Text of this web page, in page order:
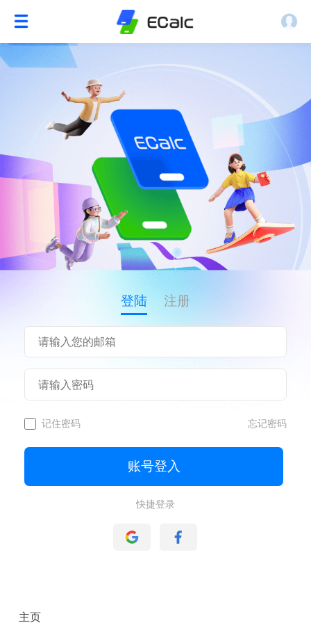
登陆 注册
记住密码 忘记密码
账号登入
快捷登录
主页